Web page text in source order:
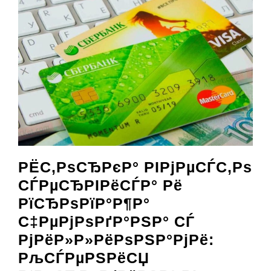
РЁС‚РѕСЂРєР° РІРјРµСЃС‚Рѕ
СЃРµСЂРІРёСЃР° Рё
РїСЂРѕРїР°Р¶Р°
С‡РµРјРѕРґР°РЅР° СЃ
РјРёР»Р»РёРѕРЅР°РјРё:
РљСЃРµРЅРёСЏ